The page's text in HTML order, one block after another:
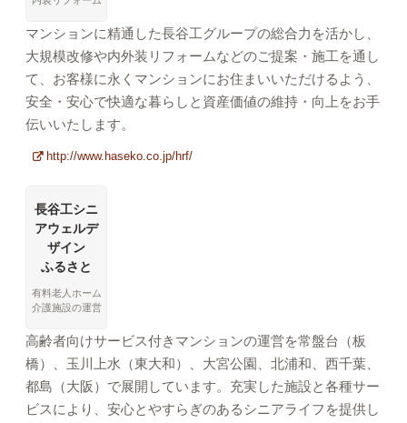
マンションに精通した長谷工グループの総合力を活かし、
大規模改修や内外装リフォームなどのご提案・施工を通し
て、お客様に永くマンションにお住まいいただけるよう、
安全・安心で快適な暮らしと資産価値の維持・向上をお手
伝いいたします。
http://www.haseko.co.jp/hrf/
長谷工シニ
アウェルデ
ザイン
ふるさと
有料老人ホーム
介護施設の運営
高齢者向けサービス付きマンションの運営を常盤台（板
橋）、玉川上水（東大和）、大宮公園、北浦和、西千葉、
都島（大阪）で展開しています。充実した施設と各種サー
ビスにより、安心とやすらぎのあるシニアライフを提供し